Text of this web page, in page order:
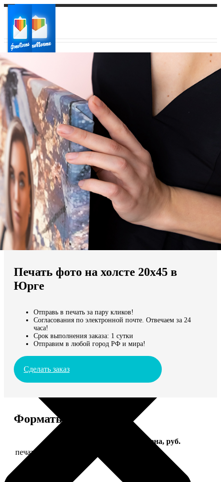
Ваш город:
Ваш регион доставки
Выберите из списка:
Мы доставляем по всему миру
Продолжить без города
Печать фото на холсте 20х45 в
Юрге
Отправь в печать за пару кликов!
Согласования по электронной почте. Отвечаем за 24
часа!
Срок выполнения заказа: 1 сутки
Отправим в любой город РФ и мира!
Сделать заказ
Форматы и цены
Цена, руб.
печать фото на холсте с подрамником